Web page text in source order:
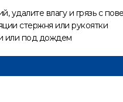
влагу и грязь с
стержня или рукоятки
или под дождем